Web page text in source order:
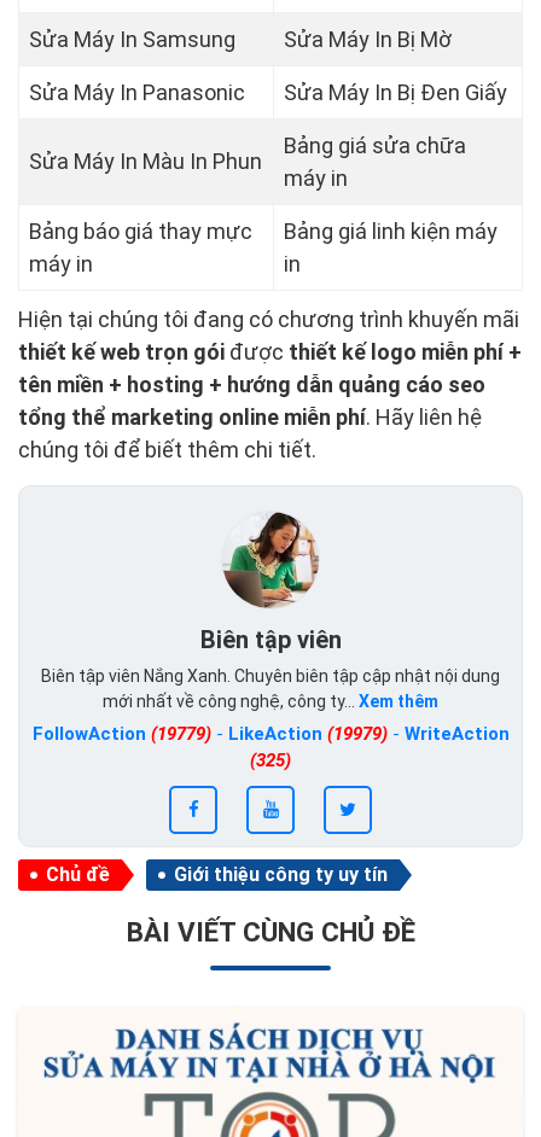
Sửa Máy In Samsung Sửa Máy In Bị Mờ
Sửa Máy In Panasonic Sửa Máy In Bị Đen Giấy
Sửa Máy In Màu In Phun
Bảng giá sửa chữa
máy in
Bảng báo giá thay mực
máy in
Bảng giá linh kiện máy
in
Hiện tại chúng tôi đang có chương trình khuyến mãi
thiết kế web trọn gói được thiết kế logo miễn phí +
tên miền + hosting + hướng dẫn quảng cáo seo
tổng thể marketing online miễn phí. Hãy liên hệ
chúng tôi để biết thêm chi tiết.
Biên tập viên
Biên tập viên Nắng Xanh. Chuyên biên tập cập nhật nội dung
mới nhất về công nghệ, công ty... Xem thêm
FollowAction (19779)- LikeAction (19979)- WriteAction
(325)
Chủ đề Giới thiệu công ty uy tín
BÀI VIẾT CÙNG CHỦ ĐỀ